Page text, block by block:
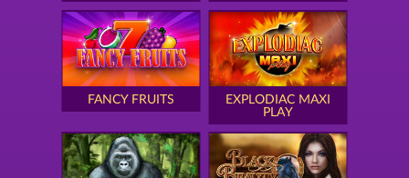
FANCY FRUITS
EXPLODIAC MAXI
PLAY